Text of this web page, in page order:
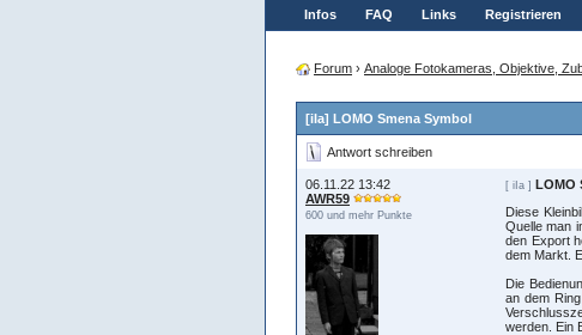
Infos FAQ Links Registrieren
Forum › Analoge Fotokameras, Objektive,
[iIa] LOMO Smena Symbol
Antwort schreiben
06.11.22 13:42
AWR59
600 und mehr Punkte
[ iIa ] LOMO
Diese
Quelle man
den Export
dem Markt.
Die
an dem
werden. Ein